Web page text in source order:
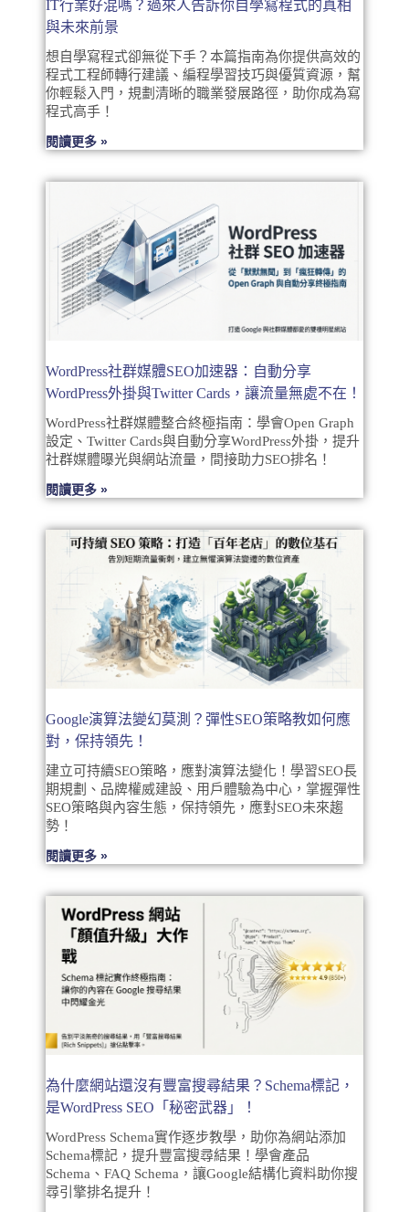
IT行業好混嗎？過來人告訴你自學寫程式的真相
與未來前景
想自學寫程式卻無從下手？本篇指南為你提供高效的
程式工程師轉行建議、編程學習技巧與優質資源，幫
你輕鬆入門，規劃清晰的職業發展路徑，助你成為寫
程式高手！
閱讀更多 »
WordPress社群媒體SEO加速器：自動分享
WordPress外掛與Twitter Cards，讓流量無處不在！
WordPress社群媒體整合終極指南：學會Open Graph
設定、Twitter Cards與自動分享WordPress外掛，提升
社群媒體曝光與網站流量，間接助力SEO排名！
閱讀更多 »
Google演算法變幻莫測？彈性SEO策略教如何應
對，保持領先！
建立可持續SEO策略，應對演算法變化！學習SEO長
期規劃、品牌權威建設、用戶體驗為中心，掌握彈性
SEO策略與內容生態，保持領先，應對SEO未來趨
勢！
閱讀更多 »
為什麼網站還沒有豐富搜尋結果？Schema標記，
是WordPress SEO「秘密武器」！
WordPress Schema實作逐步教學，助你為網站添加
Schema標記，提升豐富搜尋結果！學會產品
Schema、FAQ Schema，讓Google結構化資料助你搜
尋引擎排名提升！